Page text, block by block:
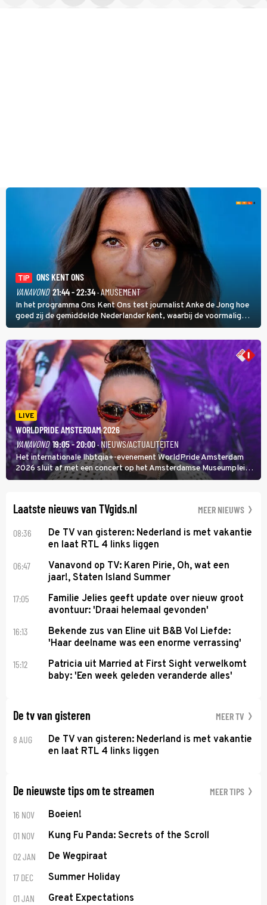
TIP
ONS KENT ONS
VANAVOND 21:44 - 22:34· AMUSEMENT
In het programma Ons Kent Ons test journalist Anke de Jong hoe
goed zij de gemiddelde Nederlander kent, waarbij de voormalig
hoofdredacteur van modebladen Glamour en Elle het samen met
rapper Keizer opneemt tegen Edson da Graça en Marc-Marie
Huijbregts.
LIVE
WORLDPRIDE AMSTERDAM 2026
VANAVOND 19:05 - 20:00· NIEUWS/ACTUALITEITEN
Het internationale lhbtqia+-evenement WorldPride Amsterdam
2026 sluit af met een concert op het Amsterdamse Museumplein.
Anita Doth is een van de optredende artiesten. In de jaren 90
Laatste nieuws van TVgids.nl MEER NIEUWS
08:36
De TV van gisteren: Nederland is met vakantie
en laat RTL 4 links liggen
06:47
Vanavond op TV: Karen Pirie, Oh, wat een
jaar!, Staten Island Summer
17:05
Familie Jelies geeft update over nieuw groot
avontuur: 'Draai helemaal gevonden'
16:13
Bekende zus van Eline uit B&B Vol Liefde:
'Haar deelname was een enorme verrassing'
15:12
Patricia uit Married at First Sight verwelkomt
baby: 'Een week geleden veranderde alles'
De tv van gisteren MEER TV
8 AUG
De TV van gisteren: Nederland is met vakantie
en laat RTL 4 links liggen
De nieuwste tips om te streamen MEER TIPS
16 NOV Boeien!
01 NOV Kung Fu Panda: Secrets of the Scroll
02 JAN De Wegpiraat
17 DEC Summer Holiday
01 JAN Great Expectations